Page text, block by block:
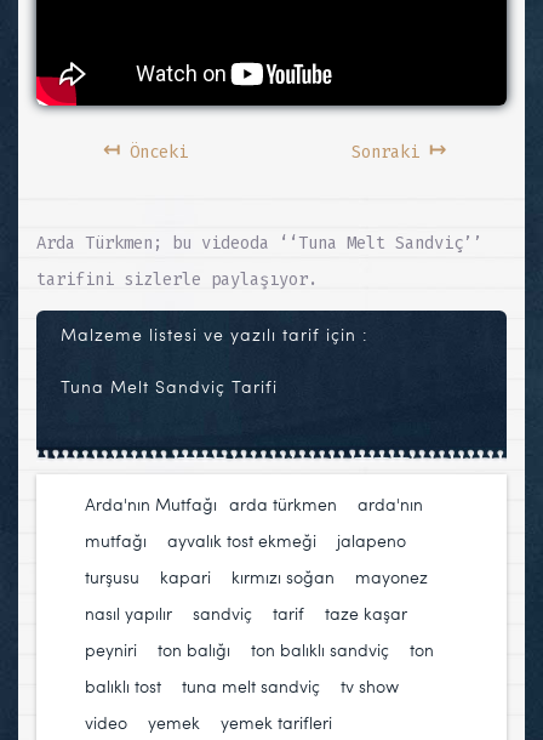
↤Önceki Sonraki ↦
Arda Türkmen; bu videoda ‘‘Tuna Melt Sandviç’’
tarifini sizlerle paylaşıyor.
Malzeme listesi ve yazılı tarif için :
Tuna Melt Sandviç Tarifi
Arda'nın Mutfağı arda türkmen
arda'nın
mutfağı
ayvalık tost ekmeği
jalapeno
turşusu
kapari kırmızı soğan mayonez
nasıl yapılır
sandviç tarif
taze kaşar
peyniri
ton balığı ton balıklı sandviç
ton
balıklı tost
tuna melt sandviç tv show
video
yemek yemek tarifleri